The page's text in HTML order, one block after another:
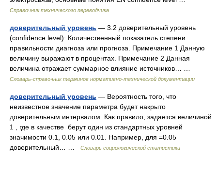
Справочник технического переводчика
доверительный уровень — 3.2 доверительный уровень
(confidence level): Количественный показатель степени
правильности диагноза или прогноза. Примечание 1 Данную
величину выражают в процентах. Примечание 2 Данная
величина отражает суммарное влияние источников… …
Словарь-справочник терминов нормативно-технической документации
доверительный уровень — Вероятность того, что
неизвестное значение параметра будет накрыто
доверительным интервалом. Как правило, задается величиной
1 , где в качестве берут один из стандартных уровней
значимости 0.1, 0.05 или 0.01. Например, для =0.05
доверительный… …
Словарь социологической статистики